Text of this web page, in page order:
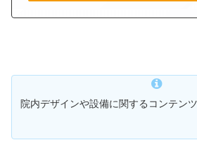
院内デザインや設備に関するコンテンツ